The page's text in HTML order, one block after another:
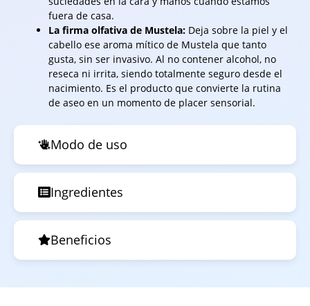
Modo de uso
Ingredientes
Beneficios
fuera de casa.
La firma olfativa de Mustela: Deja sobre la piel y el
cabello ese aroma mítico de Mustela que tanto
gusta, sin ser invasivo. Al no contener alcohol, no
reseca ni irrita, siendo totalmente seguro desde el
nacimiento. Es el producto que convierte la rutina
de aseo en un momento de placer sensorial.